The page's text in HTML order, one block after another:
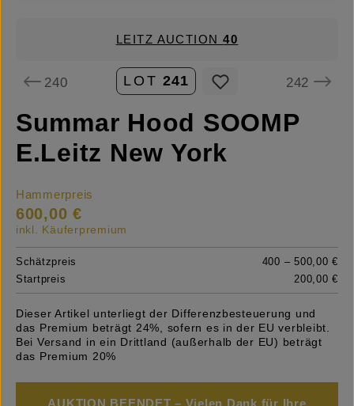
LEITZ AUCTION40
240 LOT 241 242
Summar Hood SOOMP
E.Leitz New York
Hammerpreis
600,00 €
inkl. Käuferpremium
Schätzpreis
400 – 500,00 €
Startpreis
200,00 €
Dieser Artikel unterliegt der Differenzbesteuerung und
das Premium beträgt 24%, sofern es in der EU verbleibt.
Bei Versand in ein Drittland (außerhalb der EU) beträgt
das Premium 20%